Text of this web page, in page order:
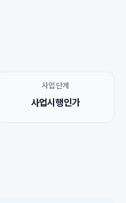
사업 단계
사업시행인가